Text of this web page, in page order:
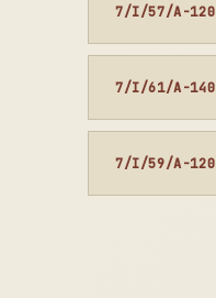
7/I/57/A-120
7/I/61/A-140
7/I/59/A-120